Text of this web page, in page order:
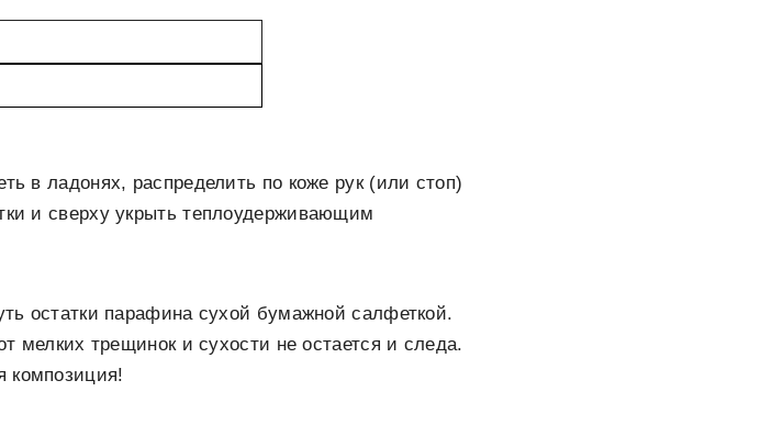
в ладонях, распределить по коже рук (или стоп)
и сверху укрыть теплоудерживающим
остатки парафина сухой бумажной салфеткой.
мелких трещинок и сухости не остается и следа.
композиция!